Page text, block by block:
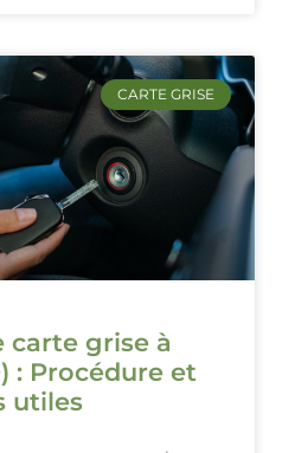
CARTE GRISE
carte grise à
: Procédure et
utiles